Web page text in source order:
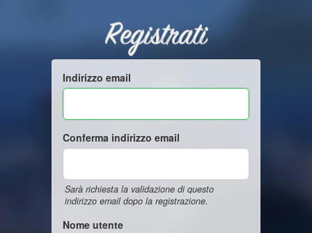
Registrati
Indirizzo email
Conferma indirizzo email
Sarà richiesta la validazione di questo
indirizzo email dopo la registrazione.
Nome utente